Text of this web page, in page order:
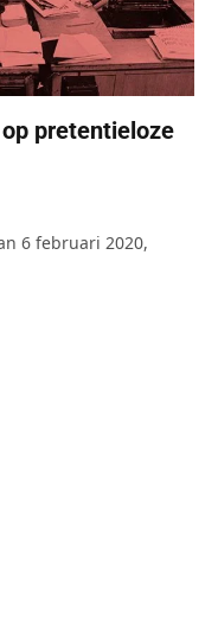
pretentieloze
6 februari 2020,